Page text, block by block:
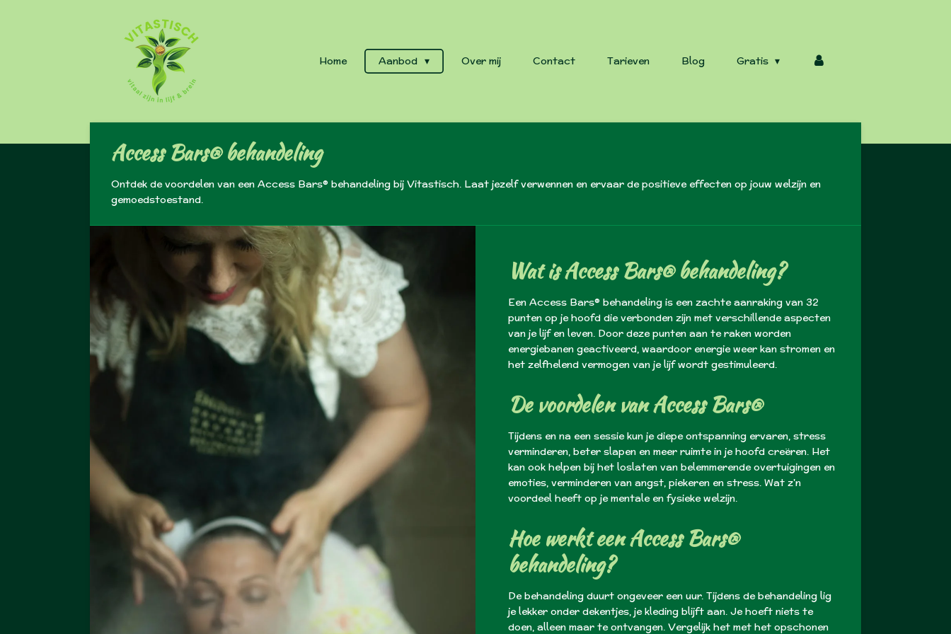
Home Aanbod Over mij Contact Tarieven Blog Gratis
Access Bars® behandeling
Ontdek de voordelen van een Access Bars® behandeling bij Vitastisch. Laat jezelf verwennen en ervaar de positieve effecten op jouw welzijn en
gemoedstoestand.
Wat is Access Bars® behandeling?
Een Access Bars® behandeling is een zachte aanraking van 32
punten op je hoofd die verbonden zijn met verschillende aspecten
van je lijf en leven. Door deze punten aan te raken worden
energiebanen geactiveerd, waardoor energie weer kan stromen en
het zelfhelend vermogen van je lijf wordt gestimuleerd.
De voordelen van Access Bars®
Tijdens en na een sessie kun je diepe ontspanning ervaren, stress
verminderen, beter slapen en meer ruimte in je hoofd creëren. Het
kan ook helpen bij het loslaten van belemmerende overtuigingen en
emoties, verminderen van angst, piekeren en stress. Wat z'n
voordeel heeft op je mentale en fysieke welzijn.
Hoe werkt een Access Bars®
behandeling?
De behandeling duurt ongeveer een uur. Tijdens de behandeling lig
je lekker onder dekentjes, je kleding blijft aan. Je hoeft niets te
doen, alleen maar te ontvangen. Vergelijk het met het opschonen